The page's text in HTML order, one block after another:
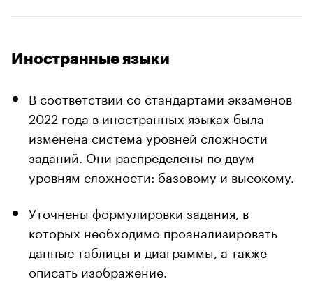
Иностранные языки
В соответствии со стандартами экзаменов
2022 года в иностранных языках была
изменена система уровней сложности
заданий. Они распределены по двум
уровням сложности: базовому и высокому.
Уточнены формулировки задания, в
которых необходимо проанализировать
данные таблицы и диаграммы, а также
описать изображение.